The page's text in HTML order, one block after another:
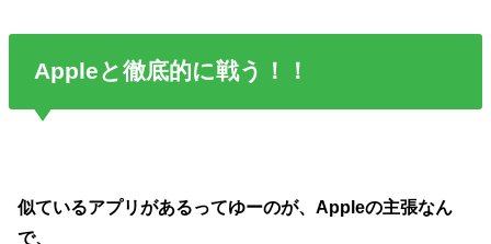
Appleと徹底的に戦う！！
似ているアプリがあるってゆーのが、Appleの主張なん
で、